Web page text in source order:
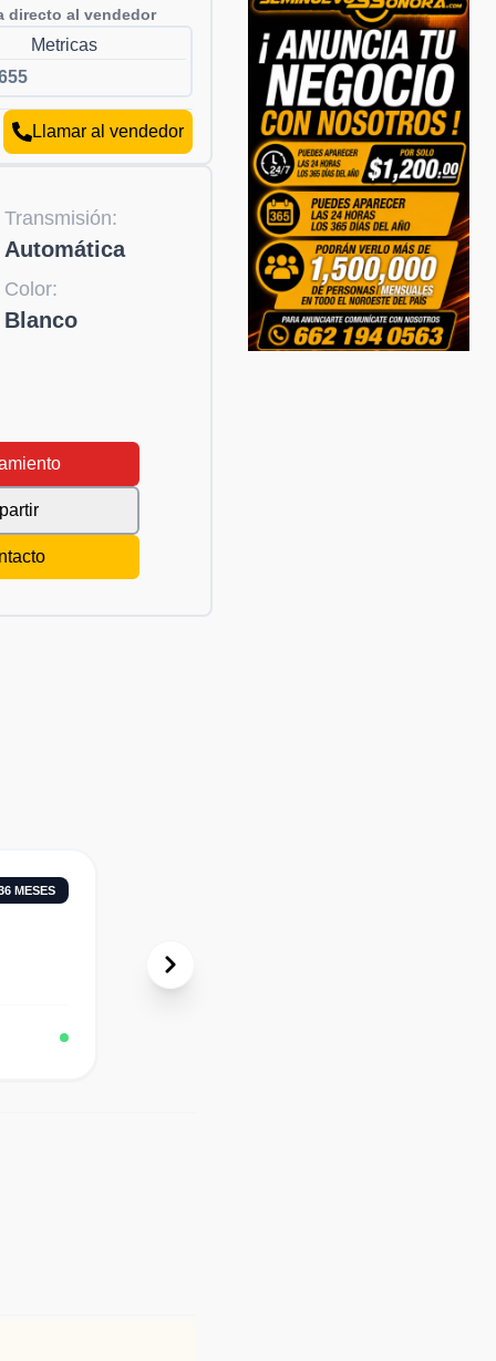
directo al vendedor
Metricas
Llamar al vendedor
Transmisión:
Automática
Color:
Blanco
MESES